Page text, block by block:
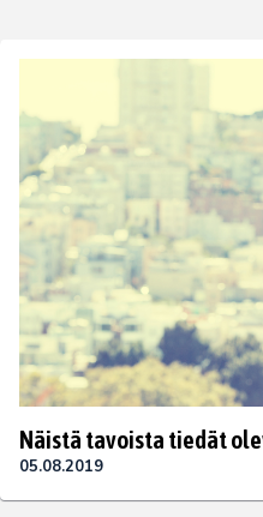
Näistä tavoista tiedät
05.08.2019